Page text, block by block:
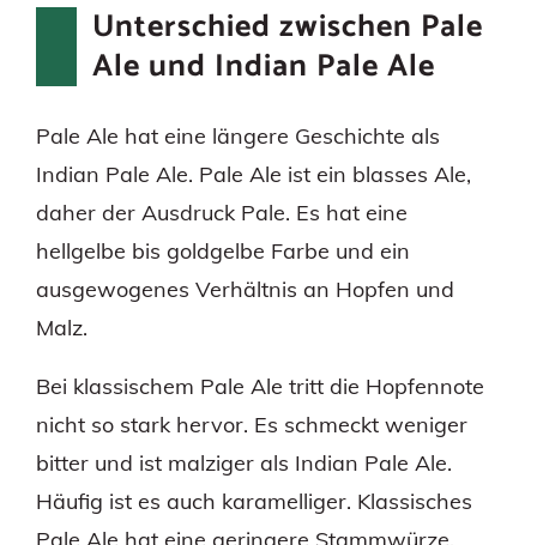
Unterschied zwischen Pale
Ale und Indian Pale Ale
Pale Ale hat eine längere Geschichte als
Indian Pale Ale. Pale Ale ist ein blasses Ale,
daher der Ausdruck Pale. Es hat eine
hellgelbe bis goldgelbe Farbe und ein
ausgewogenes Verhältnis an Hopfen und
Malz.
Bei klassischem Pale Ale tritt die Hopfennote
nicht so stark hervor. Es schmeckt weniger
bitter und ist malziger als Indian Pale Ale.
Häufig ist es auch karamelliger. Klassisches